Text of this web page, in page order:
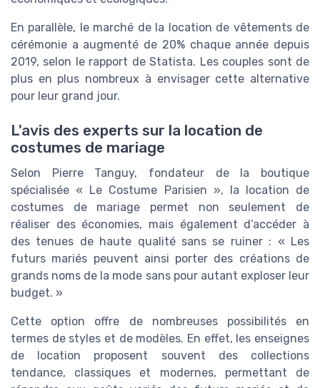
En parallèle, le marché de la location de vêtements de
cérémonie a augmenté de 20% chaque année depuis
2019, selon le rapport de Statista. Les couples sont de
plus en plus nombreux à envisager cette alternative
pour leur grand jour.
L'avis des experts sur la location de
costumes de mariage
Selon Pierre Tanguy, fondateur de la boutique
spécialisée « Le Costume Parisien », la location de
costumes de mariage permet non seulement de
réaliser des économies, mais également d’accéder à
des tenues de haute qualité sans se ruiner : « Les
futurs mariés peuvent ainsi porter des créations de
grands noms de la mode sans pour autant exploser leur
budget. »
Cette option offre de nombreuses possibilités en
termes de styles et de modèles. En effet, les enseignes
de location proposent souvent des collections
tendance, classiques et modernes, permettant de